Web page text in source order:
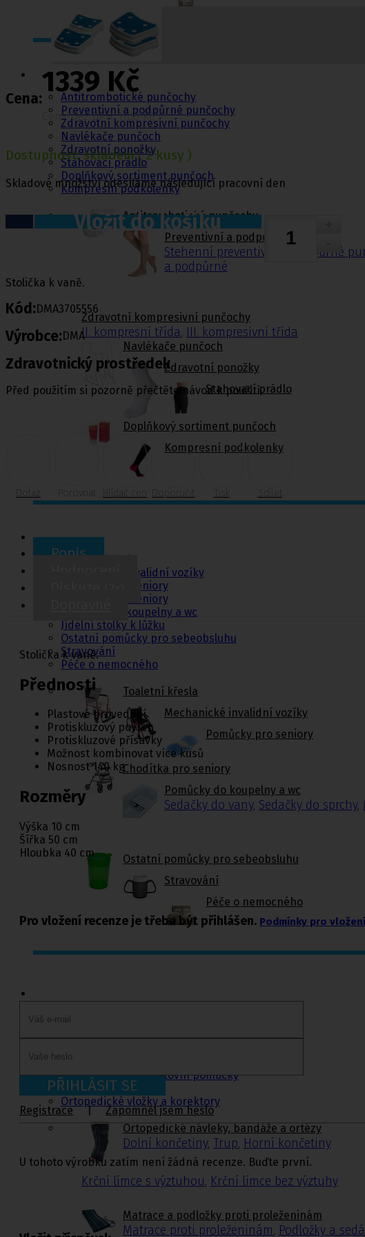
ponožky
Antitrombotické punčochy
Preventivní a podpůrné punčochy
Zdravotní kompresivní punčochy
Navlékače punčoch
Zdravotní ponožky
Stahovací prádlo
Doplňkový sortiment punčoch
Kompresní podkolenky
Antitrombotické punčochy
Preventivní a podpůrné punčochy
Stehenní preventivní a podpůrné
a podpůrné
Zdravotní kompresivní punčochy
II. kompresní třída, III. kompresivní třída
Navlékače punčoch
Zdravotní ponožky
Stahovací prádlo
Doplňkový sortiment punčoch
Kompresní podkolenky
sebeobsluhu
Toaletní křesla
Mechanické invalidní vozíky
Pomůcky pro seniory
Chodítka pro seniory
Pomůcky do koupelny a wc
Jídelní stolky k lůžku
Ostatní pomůcky pro sebeobsluhu
Stravování
Péče o nemocného
Toaletní křesla
Mechanické invalidní vozíky
Pomůcky pro seniory
Chodítka pro seniory
Pomůcky do koupelny a wc
Sedačky do vany, Sedačky do sprchy,
Ostatní pomůcky pro sebeobsluhu
Stravování
Péče o nemocného
Fixační krční límce
Polohovací pomůcky
Míče na cvičení a doplňky k míčům
Rehabilitační a sportovní pomůcky
Tejpovací pásky
Ortopedické vložky a korektory
Ortopedické návleky, bandáže a ortézy
Dolní končetiny, Trup, Horní končetiny
Krční límce s výztuhou, Krční límce bez výztuhy
Matrace a podložky proti proleženinám
Matrace proti proleženinám, Podložky a
Cena:
1339 Kč
Cena bez DPH: 1106 Kč
Dostupnost:skladem( 2 kusy )
Skladové množství odesíláme následující pracovní den
Vložit do košíku
Stolička k vaně.
Kód:DMA3705556
Výrobce:DMA
Zdravotnický prostředek
Před použitím si pozorně přečtěte návod k použití.
Dotaz Porovnat Doporučit Tisk Sdílet
Popis
Stolička k vaně.
Přednosti
Plastové provedení
Protiskluzový povrch
Protiskluzové přísavky
Možnost kombinovat více kusů
Nosnost 140 kg
Rozměry
Výška 10 cm
Šířka 50 cm
Hloubka 40 cm
Pro vložení recenze je třeba být přihlášen. Podmínky pro
PŘIHLÁSIT SE
Registrace | Zapomněl jsem heslo
U tohoto výrobku zatím není žádná recenze. Buďte první.